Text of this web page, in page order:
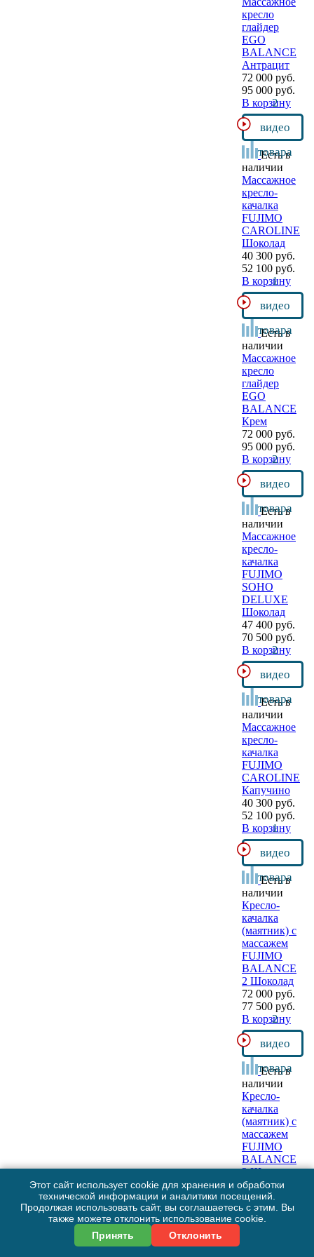
Этот сайт использует cookie для хранения и обработки
технической информации и аналитики посещений.
Продолжая использовать сайт, вы соглашаетесь с этим. Вы
также можете отклонить использование cookie.
Принять
Отклонить
кресло
глайдер
EGO
BALANCE
Антрацит
72 000 руб.
95 000 руб.
В корзину
2
видео
товара
Есть в
наличии
Массажное
кресло-
качалка
FUJIMO
CAROLINE
Шоколад
40 300 руб.
52 100 руб.
В корзину
1
видео
товара
Есть в
наличии
Массажное
кресло
глайдер
EGO
BALANCE
Крем
72 000 руб.
95 000 руб.
В корзину
2
видео
товара
Есть в
наличии
Массажное
кресло-
качалка
FUJIMO
SOHO
DELUXE
Шоколад
47 400 руб.
70 500 руб.
В корзину
2
видео
товара
Есть в
наличии
Массажное
кресло-
качалка
FUJIMO
CAROLINE
Капучино
40 300 руб.
52 100 руб.
В корзину
1
видео
товара
Есть в
наличии
Кресло-
качалка
(маятник) с
массажем
FUJIMO
BALANCE
2 Шоколад
72 000 руб.
77 500 руб.
В корзину
2
видео
товара
Есть в
наличии
Кресло-
качалка
(маятник) с
массажем
FUJIMO
BALANCE
2 Шоколад с
пуфом
90 000 руб.
97 500 руб.
В корзину